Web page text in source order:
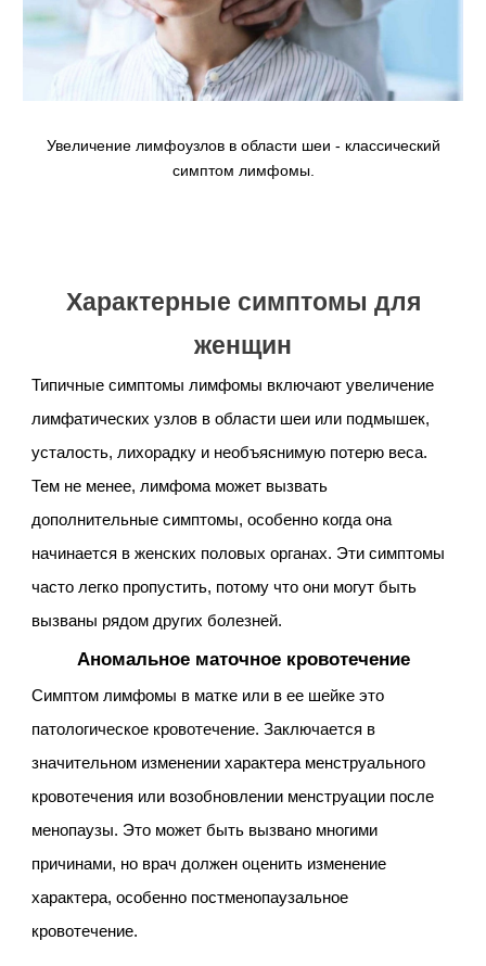
Увеличение лимфоузлов в области шеи - классический
симптом лимфомы.
Характерные симптомы для
женщин
Типичные симптомы лимфомы включают увеличение
лимфатических узлов в области шеи или подмышек,
усталость, лихорадку и необъяснимую потерю веса.
Тем не менее, лимфома может вызвать
дополнительные симптомы, особенно когда она
начинается в женских половых органах. Эти симптомы
часто легко пропустить, потому что они могут быть
вызваны рядом других болезней.
Аномальное маточное кровотечение
Симптом лимфомы в матке или в ее шейке это
патологическое кровотечение. Заключается в
значительном изменении характера менструального
кровотечения или возобновлении менструации после
менопаузы. Это может быть вызвано многими
причинами, но врач должен оценить изменение
характера, особенно постменопаузальное
кровотечение.